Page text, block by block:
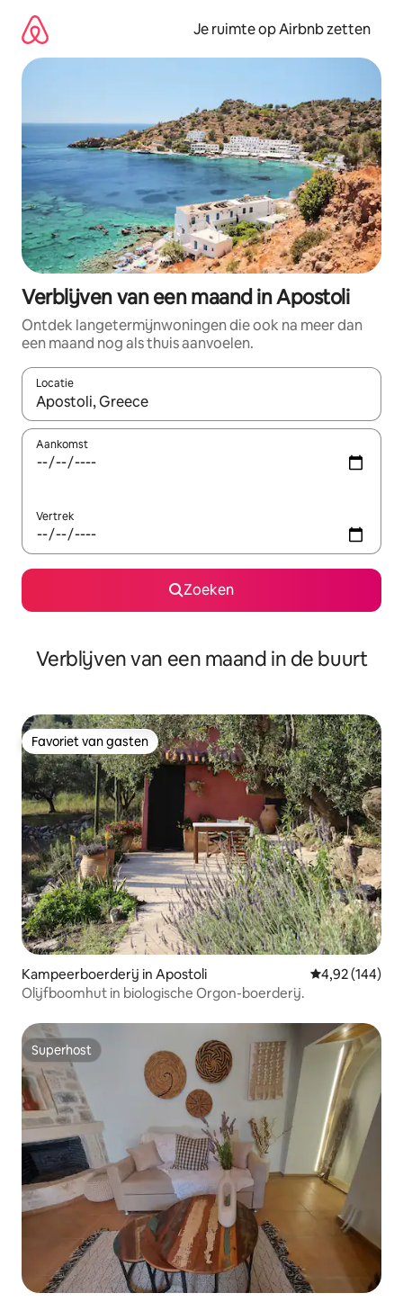
direct
naar
inhoud
Je ruimte op Airbnb zetten
Verblijven van een maand in Apostoli
Ontdek langetermijnwoningen die ook na meer dan
een maand nog als thuis aanvoelen.
Locatie
Wanneer er suggesties beschikbaar zijn, maak je een keuze
Aankomst
Vertrek
Zoeken
Verblijven van een maand in de buurt
Favoriet van gasten
Favoriet van gasten
Kampeerboerderij in Apostoli Gemiddelde
4,92 (144)
Olijfboomhut in biologische Orgon-boerderij.
Superhost
Superhost